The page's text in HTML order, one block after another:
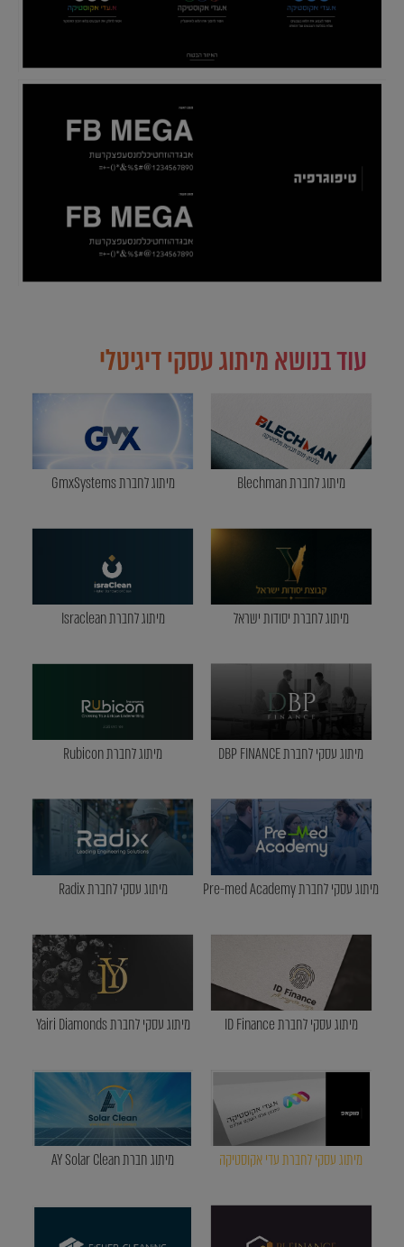
עוד בנושא מיתוג עסקי דיגיטלי
מיתוג לחברת Blechman מיתוג לחברת GmxSystems
מיתוג לחברת יסודות ישראל מיתוג לחברת Israclean
מיתוג עסקי לחברת DBP FINANCE מיתוג לחברת Rubicon
מיתוג עסקי לחברת Pre-med Academy מיתוג עסקי לחברת Radix
מיתוג עסקי לחברת ID Finance מיתוג עסקי לחברת Yairi Diamonds
מיתוג עסקי לחברת עדי אקוסטיקה מיתוג חברת AY Solar Clean